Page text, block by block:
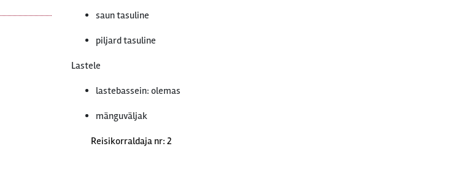
saun tasuline
piljard tasuline
Lastele
lastebassein: olemas
mänguväljak
Reisikorraldaja nr: 2